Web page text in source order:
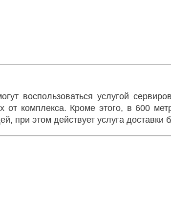
воспользоваться услугой
от комплекса. Кроме этого, в 600
при этом действует услуга доставки